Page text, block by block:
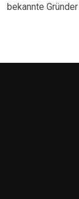
bekannte Gründer